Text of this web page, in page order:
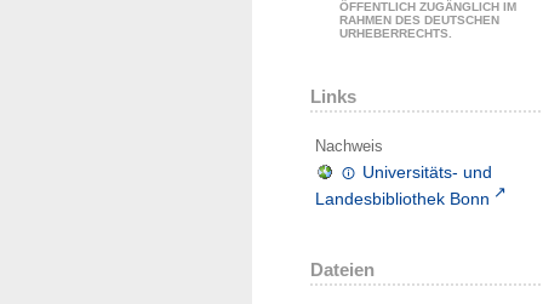
ÖFFENTLICH ZUGÄNGLICH IM
RAHMEN DES DEUTSCHEN
URHEBERRECHTS.
Links
Nachweis
Universitäts- und
Landesbibliothek Bonn
Dateien